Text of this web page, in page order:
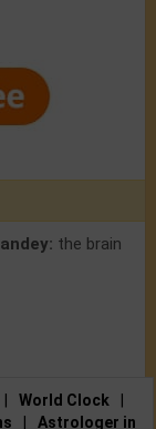
the brain
World Clock
Astrologer in